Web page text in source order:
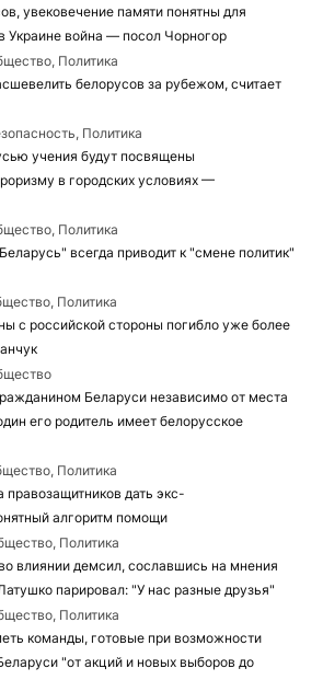
увековечение памяти понятны для
Украине война — посол Чорногор
Политика
белорусов за рубежом, считает
Политика
учения будут посвящены
в городских условиях —
Политика
всегда приводит к "смене политик"
Политика
с российской стороны погибло уже более
Беларуси независимо от места
его родитель имеет белорусское
Политика
правозащитников дать экс-
алгоритм помощи
Политика
влиянии демсил, сославшись на мнения
парировал: "У нас разные друзья"
Политика
команды, готовые при возможности
"от акций и новых выборов до